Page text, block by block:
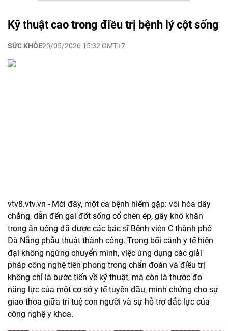
Kỹ thuật cao trong điều trị bệnh lý cột sống
SỨC KHỎE20/05/2026 15:32 GMT+7
vtv8.vtv.vn - Mới đây, một ca bệnh hiếm gặp: vôi hóa dây
chằng, dẫn đến gai đốt sống cổ chèn ép, gây khó khăn
trong ăn uống đã được các bác sĩ Bệnh viện C thành phố
Đà Nẵng phẫu thuật thành công. Trong bối cảnh y tế hiện
đại không ngừng chuyển mình, việc ứng dụng các giải
pháp công nghệ tiên phong trong chẩn đoán và điều trị
không chỉ là bước tiến về kỹ thuật, mà còn là thước đo
năng lực của một cơ sở y tế tuyến đầu, minh chứng cho sự
giao thoa giữa trí tuệ con người và sự hỗ trợ đắc lực của
công nghệ y khoa.